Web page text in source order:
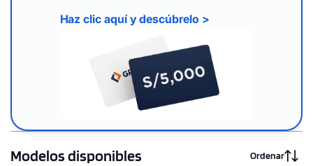
Haz clic aquí y descúbrelo >
Modelos disponibles Ordenar